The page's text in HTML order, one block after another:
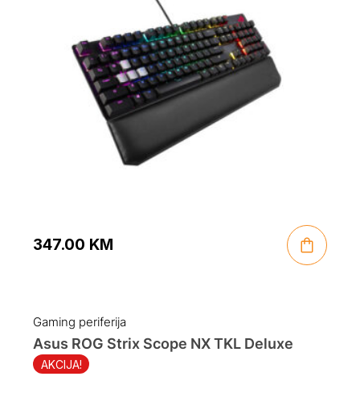
347.00 KM
Gaming periferija
AKCIJA!
Asus ROG Strix Scope NX TKL Deluxe